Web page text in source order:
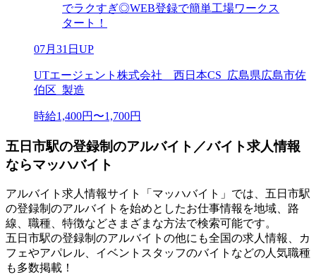
でラクすぎ◎WEB登録で簡単工場ワークス
タート！
07月31日UP
UTエージェント株式会社 西日本CS_広島県広島市佐
伯区_製造
時給1,400円〜1,700円
五日市駅の登録制のアルバイト／バイト求人情報
ならマッハバイト
アルバイト求人情報サイト「マッハバイト」では、五日市駅
の登録制のアルバイトを始めとしたお仕事情報を地域、路
線、職種、特徴などさまざまな方法で検索可能です。
五日市駅の登録制のアルバイトの他にも全国の求人情報、カ
フェやアパレル、イベントスタッフのバイトなどの人気職種
も多数掲載！